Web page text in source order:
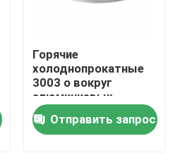
бар
трубка
Горячие
холоднопрокатные
3003 o вокруг
алюминиевых
дисков диск 12
дюймов
алюминиевый
Отправить запрос